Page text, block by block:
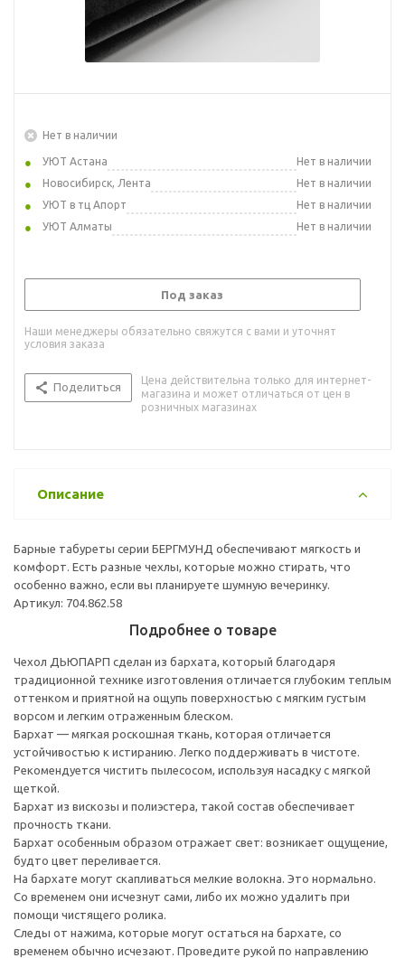
Нет в наличии
УЮТ Астана
Нет в наличии
Новосибирск, Лента
Нет в наличии
УЮТ в тц Апорт
Нет в наличии
УЮТ Алматы
Нет в наличии
Под заказ
Наши менеджеры обязательно свяжутся с вами и уточнят
условия заказа
Поделиться
Цена действительна только для интернет-
магазина и может отличаться от цен в
розничных магазинах
Описание
Барные табуреты серии БЕРГМУНД обеспечивают мягкость и
комфорт. Есть разные чехлы, которые можно стирать, что
особенно важно, если вы планируете шумную вечеринку.
Артикул: 704.862.58
Подробнее о товаре
Чехол ДЬЮПАРП сделан из бархата, который благодаря
традиционной технике изготовления отличается глубоким теплым
оттенком и приятной на ощупь поверхностью с мягким густым
ворсом и легким отраженным блеском.
Бархат — мягкая роскошная ткань, которая отличается
устойчивостью к истиранию. Легко поддерживать в чистоте.
Рекомендуется чистить пылесосом, используя насадку с мягкой
щеткой.
Бархат из вискозы и полиэстера, такой состав обеспечивает
прочность ткани.
Бархат особенным образом отражает свет: возникает ощущение,
будто цвет переливается.
На бархате могут скапливаться мелкие волокна. Это нормально.
Со временем они исчезнут сами, либо их можно удалить при
помощи чистящего ролика.
Следы от нажима, которые могут остаться на бархате, со
временем обычно исчезают. Проведите рукой по направлению